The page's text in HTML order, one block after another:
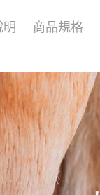
明 商品規格